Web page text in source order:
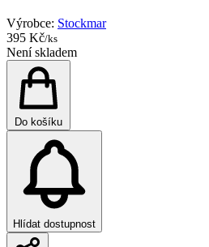
Výrobce: Stockmar
395 Kč/ks
Není skladem
Do košíku
Hlídat dostupnost